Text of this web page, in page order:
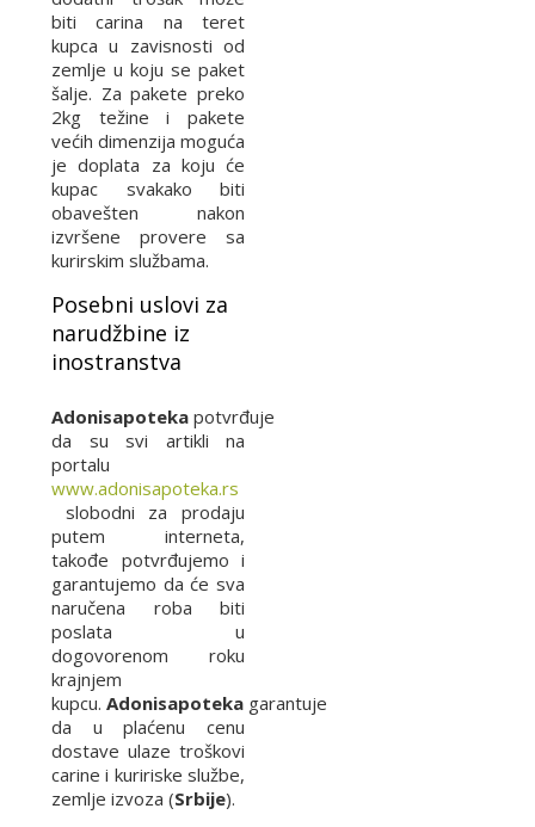
biti carina na teret
kupca u zavisnosti od
zemlje u koju se paket
šalje. Za pakete preko
2kg težine i pakete
većih dimenzija moguća
je doplata za koju će
kupac svakako biti
obavešten nakon
izvršene provere sa
kurirskim službama.
Posebni uslovi za
narudžbine iz
inostranstva
Adonisapoteka potvrđuje
da su svi artikli na
portalu
www.adonisapoteka.rs
slobodni za prodaju
putem interneta,
takođe potvrđujemo i
garantujemo da će sva
naručena roba biti
poslata u
dogovorenom roku
krajnjem
kupcu. Adonisapoteka garantuje
da u plaćenu cenu
dostave ulaze troškovi
carine i kuririske službe,
zemlje izvoza (Srbije).